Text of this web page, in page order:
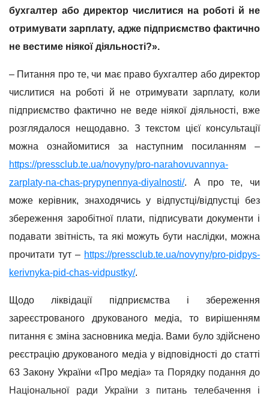
бухгалтер або директор числитися на роботі й не
отримувати зарплату, адже підприємство фактично
не вестиме ніякої діяльності?».
– Питання про те, чи має право бухгалтер або директор
числитися на роботі й не отримувати зарплату, коли
підприємство фактично не веде ніякої діяльності, вже
розглядалося нещодавно. З текстом цієї консультації
можна ознайомитися за наступним посиланням –
https://pressclub.te.ua/novyny/pro-narahovuvannya-
zarplaty-na-chas-prypynennya-diyalnosti/. А про те, чи
може керівник, знаходячись у відпустці/відпустці без
збереження заробітної плати, підписувати документи і
подавати звітність, та які можуть бути наслідки, можна
прочитати тут – https://pressclub.te.ua/novyny/pro-pidpys-
kerivnyka-pid-chas-vidpustky/.
Щодо ліквідації підприємства і збереження
зареєстрованого друкованого медіа, то вирішенням
питання є зміна засновника медіа. Вами було здійснено
реєстрацію друкованого медіа у відповідності до статті
63 Закону України «Про медіа»та Порядку подання до
Національної ради України з питань телебачення і